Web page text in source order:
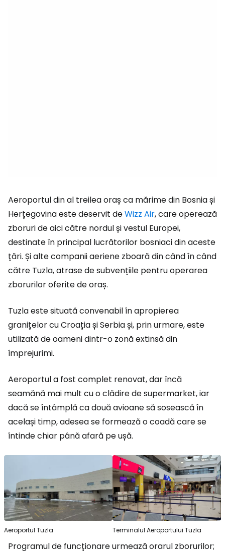
Aeroportul din al treilea oraș ca mărime din Bosnia și
Herțegovina este deservit deWizz Air, care operează
zboruri de aici către nordul și vestul Europei,
destinate în principal lucrătorilor bosniaci din aceste
țări. Și alte companii aeriene zboară din când în când
către Tuzla, atrase de subvențiile pentru operarea
zborurilor oferite de oraș.
Tuzla este situată convenabil în apropierea
granițelor cu Croația și Serbia și, prin urmare, este
utilizată de oameni dintr-o zonă extinsă din
împrejurimi.
Aeroportul a fost complet renovat, dar încă
seamănă mai mult cu o clădire de supermarket, iar
dacă se întâmplă ca două avioane să sosească în
același timp, adesea se formează o coadă care se
întinde chiar până afară pe ușă.
Aeroportul Tuzla Terminalul Aeroportului Tuzla
Programul de funcționare urmează orarul zborurilor;